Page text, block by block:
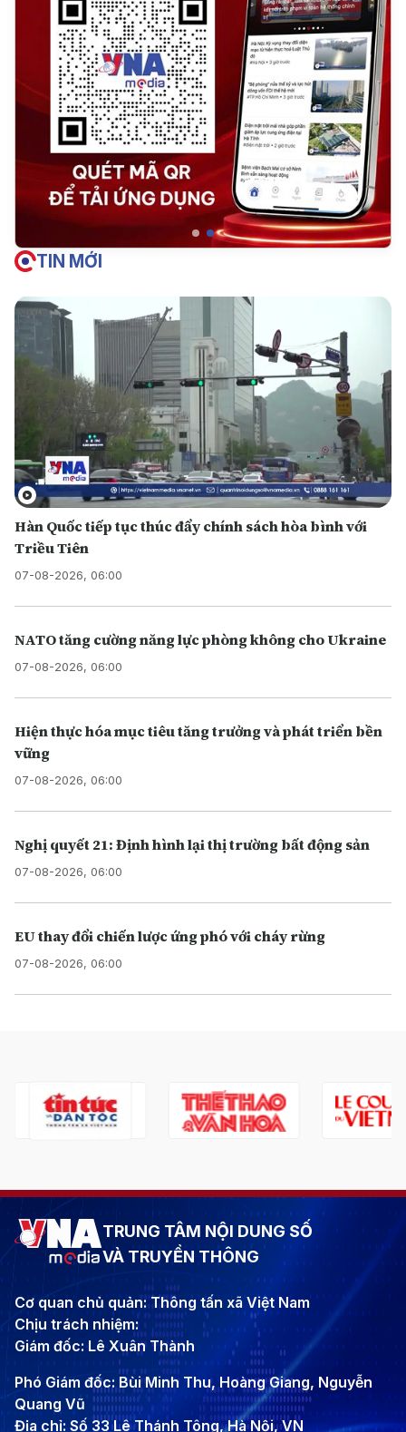
TIN MỚI
Hàn Quốc tiếp tục thúc đẩy chính sách hòa bình với
Triều Tiên
07-08-2026, 06:00
NATO tăng cường năng lực phòng không cho Ukraine
07-08-2026, 06:00
Hiện thực hóa mục tiêu tăng trưởng và phát triển bền
vững
07-08-2026, 06:00
Nghị quyết 21: Định hình lại thị trường bất động sản
07-08-2026, 06:00
EU thay đổi chiến lược ứng phó với cháy rừng
07-08-2026, 06:00
TRUNG TÂM NỘI DUNG SỐ
VÀ TRUYỀN THÔNG
Cơ quan chủ quản: Thông tấn xã Việt Nam
Chịu trách nhiệm:
Giám đốc: Lê Xuân Thành
Phó Giám đốc: Bùi Minh Thu, Hoàng Giang, Nguyễn
Quang Vũ
Địa chỉ: Số 33 Lê Thánh Tông, Hà Nội, VN